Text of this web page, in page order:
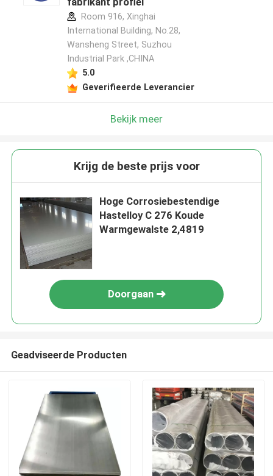
Room 916, Xinghai
International Building, No.28,
Wansheng Street, Suzhou
Industrial Park ,CHINA
5.0
Geverifieerde Leverancier
Bekijk meer
Krijg de beste prijs voor
Hoge Corrosiebestendige
Hastelloy C 276 Koude
Warmgewalste 2,4819
Doorgaan
Geadviseerde Producten